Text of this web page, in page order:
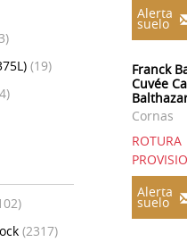
1991
1973
)
(19)
4)
)
(2317)
Alerta
suelo
Franck
Cuvée
Cornas
ROTURA
Alerta
suelo